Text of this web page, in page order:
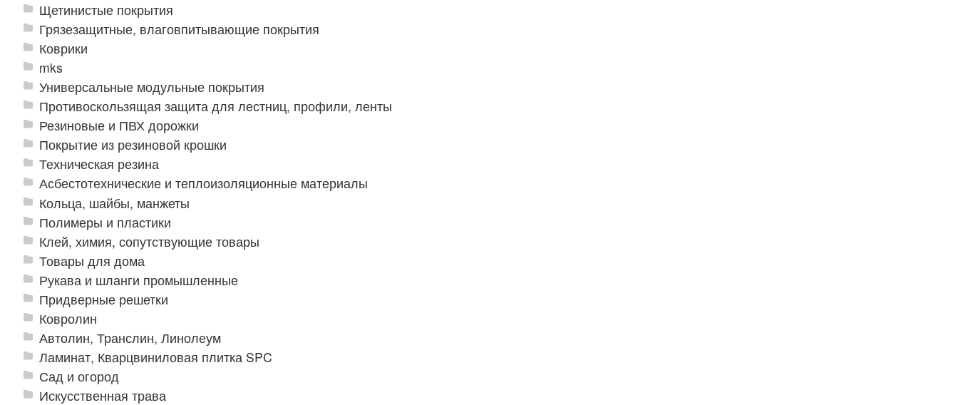
Щетинистые покрытия
Грязезащитные, влаговпитывающие покрытия
Коврики
mks
Универсальные модульные покрытия
Противоскользящая защита для лестниц, профили, ленты
Резиновые и ПВХ дорожки
Покрытие из резиновой крошки
Техническая резина
Асбестотехнические и теплоизоляционные материалы
Кольца, шайбы, манжеты
Полимеры и пластики
Клей, химия, сопутствующие товары
Товары для дома
Рукава и шланги промышленные
Придверные решетки
Ковролин
Автолин, Транслин, Линолеум
Ламинат, Кварцвиниловая плитка SPC
Сад и огород
Искусственная трава